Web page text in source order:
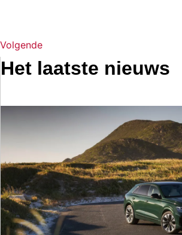
Volgende
Het laatste nieuws